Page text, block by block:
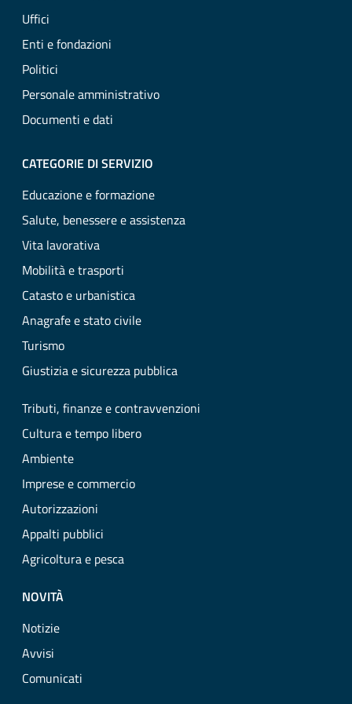
Uffici
Enti e fondazioni
Politici
Personale amministrativo
Documenti e dati
CATEGORIE DI SERVIZIO
Educazione e formazione
Salute, benessere e assistenza
Vita lavorativa
Mobilità e trasporti
Catasto e urbanistica
Anagrafe e stato civile
Turismo
Giustizia e sicurezza pubblica
Tributi, finanze e contravvenzioni
Cultura e tempo libero
Ambiente
Imprese e commercio
Autorizzazioni
Appalti pubblici
Agricoltura e pesca
NOVITÀ
Notizie
Avvisi
Comunicati